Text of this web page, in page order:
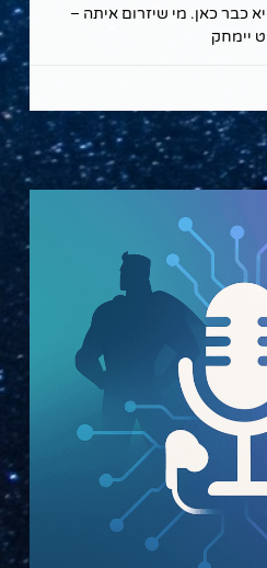
כבר כאן. מי שיזרום איתה –
יימחק